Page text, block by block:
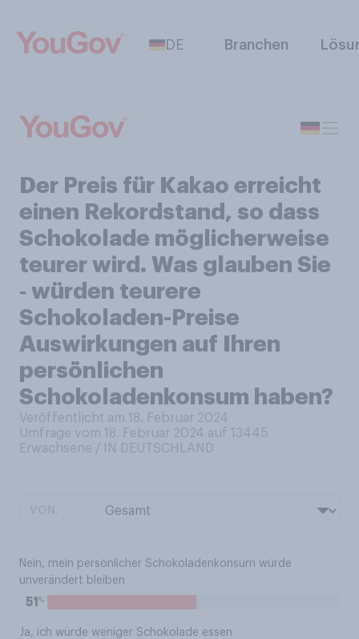
DE Branchen
Der Preis für Kakao erreicht
einen Rekordstand, so dass
Schokolade möglicherweise
teurer wird. Was glauben Sie
‑ würden teurere
Schokoladen-Preise
Auswirkungen auf Ihren
persönlichen
Schokoladenkonsum haben?
Veröffentlicht am 18. Februar 2024
Umfrage vom 18. Februar 2024 auf 13445
Erwachsene / IN DEUTSCHLAND
Nein, mein persönlicher Schokoladenkonsum würde
unverändert bleiben
51 %
Ja, ich würde weniger Schokolade essen